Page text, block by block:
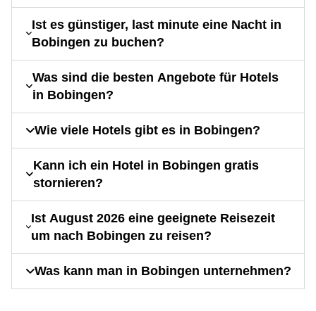
Ist es günstiger, last minute eine Nacht in
Bobingen zu buchen?
Was sind die besten Angebote für Hotels
in Bobingen?
Wie viele Hotels gibt es in Bobingen?
Kann ich ein Hotel in Bobingen gratis
stornieren?
Ist August 2026 eine geeignete Reisezeit
um nach Bobingen zu reisen?
Was kann man in Bobingen unternehmen?